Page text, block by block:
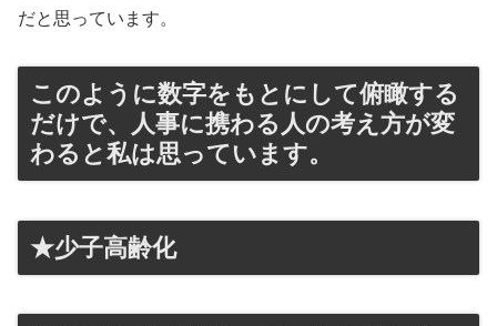
だと思っています。
このように数字をもとにして俯瞰する
だけで、人事に携わる人の考え方が変
わると私は思っています。
★少子高齢化